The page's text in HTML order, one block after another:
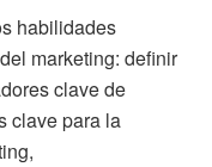
habilidades
marketing: definir
clave de
clave para la